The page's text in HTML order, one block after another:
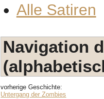
Alle Satiren
Navigation
vorherige Geschichte:
Untergang der Zombies